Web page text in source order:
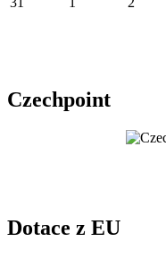
Czechpoint
Dotace z EU